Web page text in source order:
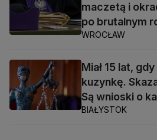
maczetą i
po brutalnym
WROCŁAW
Miał 15 lat,
kuzynkę.
Są wnioski o
BIAŁYSTOK